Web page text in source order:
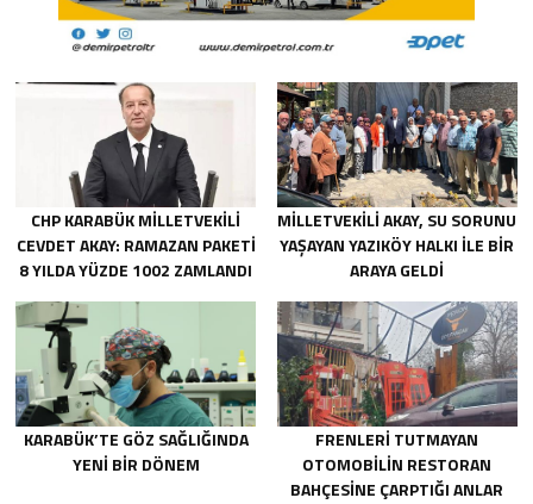
CHP KARABÜK MİLLETVEKİLİ
CEVDET AKAY: RAMAZAN PAKETİ
8 YILDA YÜZDE 1002 ZAMLANDI
MİLLETVEKİLİ AKAY, SU SORUNU
YAŞAYAN YAZIKÖY HALKI İLE BİR
ARAYA GELDİ
KARABÜK’TE GÖZ SAĞLIĞINDA
YENİ BİR DÖNEM
FRENLERİ TUTMAYAN
OTOMOBİLİN RESTORAN
BAHÇESİNE ÇARPTIĞI ANLAR